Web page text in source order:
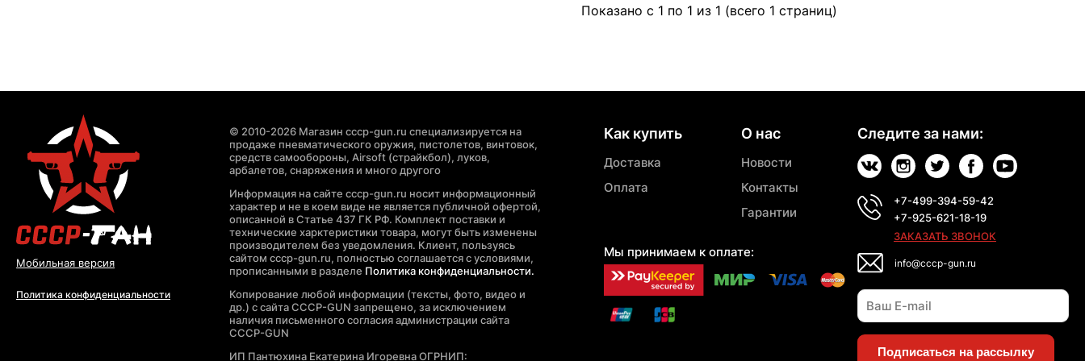
Показано с 1 по 1 из 1 (всего 1 страниц)
Мобильная версия
Политика конфиденциальности
© 2010-2026 Магазин cccp-gun.ru специализируется на
продаже пневматического оружия, пистолетов, винтовок,
средств самообороны, Airsoft (страйкбол), луков,
арбалетов, снаряжения и много другого
Информация на сайте cccp-gun.ru носит информационный
характер и не в коем виде не является публичной офертой,
описанной в Статье 437 ГК РФ. Комплект поставки и
технические харктеристики товара, могут быть изменены
производителем без уведомления. Клиент, пользуясь
сайтом cccp-gun.ru, полностью соглашается с условиями,
прописанными в разделе Политика конфиденциальности.
Копирование любой информации (тексты, фото, видео и
др.) с сайта CCCP-GUN запрещено, за исключением
наличия письменного согласия администрации сайта
CCCP-GUN
ИП Пантюхина Екатерина Игоревна ОГРНИП:
Как купить
Доставка
Оплата
Мы принимаем к оплате:
О нас
Новости
Контакты
Гарантии
Следите за нами:
+7-499-394-59-42
+7-925-621-18-19
ЗАКАЗАТЬ ЗВОНОК
info@cccp-gun.ru
Подписаться на рассылку